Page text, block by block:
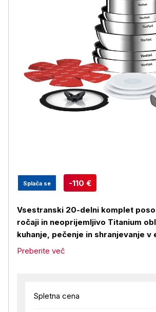
Splača se -110 €
Vsestranski 20-delni komplet
ročaji in neoprijemljivo Titanium
kuhanje, pečenje in shranjevanje v
Preberite več
Spletna cena